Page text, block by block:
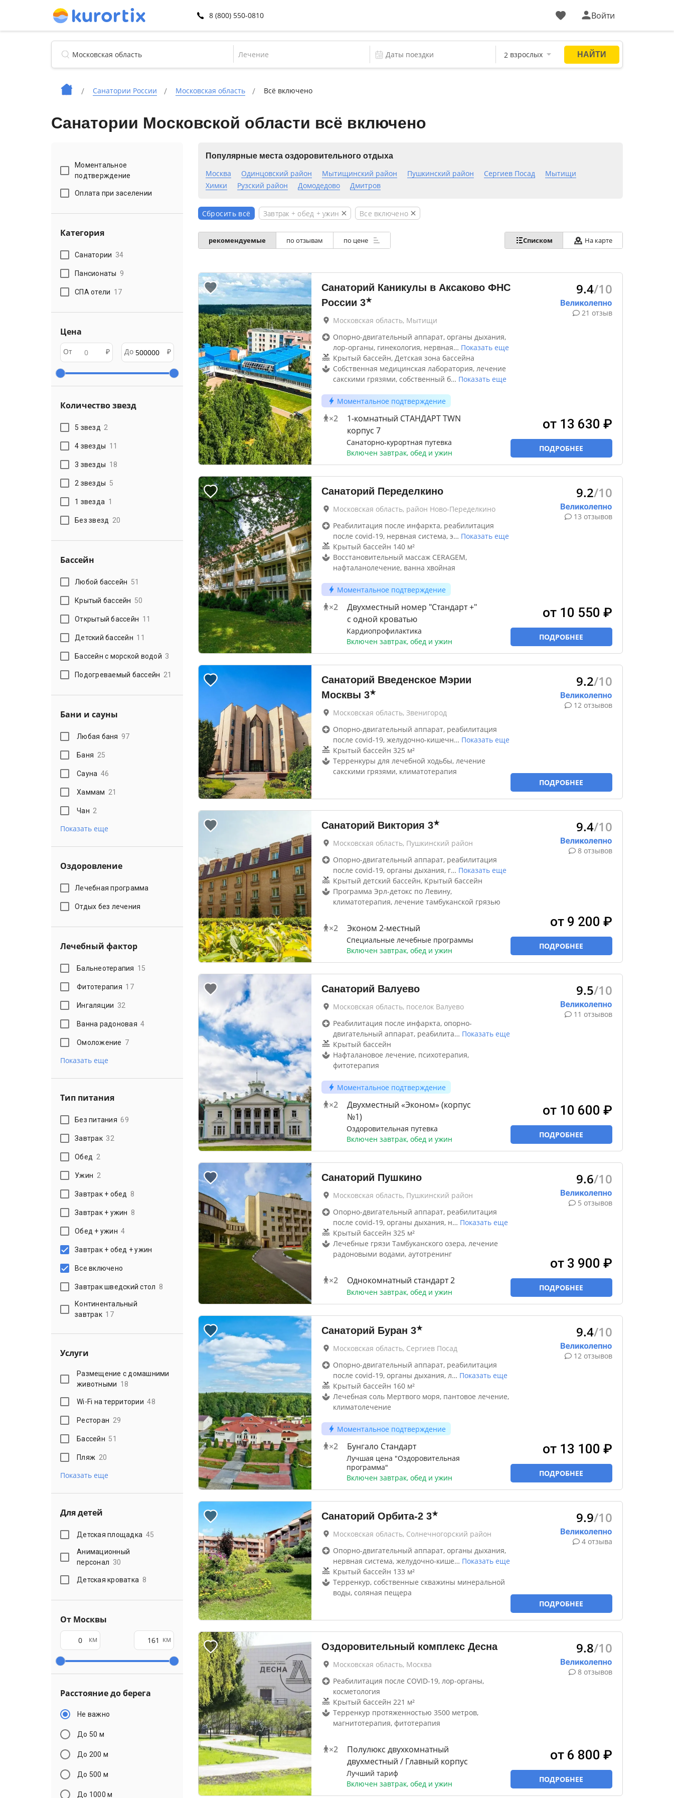
8 (800) 550-0810 Войти
Лечение
Санатории России Московская область Всё включено
Санатории Московской области всё включено
Моментальное
подтверждение
Оплата при заселении
Категория
Санатории 34
Пансионаты 9
СПА отели 17
Цена
От ₽ До ₽
Количество звезд
5 звезд 2
4 звезды 11
3 звезды 18
2 звезды 5
1 звезда 1
Без звезд 20
Бассейн
Любой бассейн 51
Крытый бассейн 50
Открытый бассейн 11
Детский бассейн 11
Бассейн с морской водой 3
Подогреваемый бассейн 21
Бани и сауны
Любая баня 97
Баня 25
Сауна 46
Хаммам 21
Чан 2
Показать еще
Оздоровление
Лечебная программа
Отдых без лечения
Лечебный фактор
Бальнеотерапия 15
Фитотерапия 17
Ингаляции 32
Ванна радоновая 4
Омоложение 7
Показать еще
Тип питания
Без питания 69
Завтрак 32
Обед 2
Ужин 2
Завтрак + обед 8
Завтрак + ужин 8
Обед + ужин 4
Завтрак + обед + ужин
Все включено
Завтрак шведский стол 8
Континентальный
завтрак 17
Услуги
Размещение с домашними
животными 18
Wi-Fi на территории 48
Ресторан 29
Бассейн 51
Пляж 20
Показать еще
Для детей
Детская площадка 45
Анимационный
персонал 30
Детская кроватка 8
От Москвы
км км
Расстояние до берега
Не важно
До 50 м
До 200 м
До 500 м
До 1000 м
Популярные места оздоровительного отдыха
Москва Одинцовский район Мытищинский район Пушкинский район Сергиев Посад
Мытищи
Химки
Рузский район Домодедово Дмитров
Сбросить всё Завтрак + обед + ужин Все включено
рекомендуемые по отзывам по цене Списком На карте
Санаторий Каникулы в Аксаково ФНС
России 3★
Московская область, Мытищи
Опорно-двигательный аппарат, органы дыхания,
лор-органы, гинекология, нервная… Показать еще
Крытый бассейн, Детская зона бассейна
Собственная медицинская лаборатория, лечение
сакскими грязями, собственный б… Показать еще
Моментальное подтверждение
×2
1-комнатный СТАНДАРТ TWN
корпус 7
Санаторно-курортная путевка
Включен завтрак, обед и ужин
9.4/10
21 отзыв
от 13 630 ₽
ПОДРОБНЕЕ
Санаторий Переделкино
Московская область, район Ново-Переделкино
Реабилитация после инфаркта, реабилитация
после covid-19, нервная система, э… Показать еще
Крытый бассейн 140 м²
Восстановительный массаж CERAGEM,
нафталанолечение, ванна хвойная
Моментальное подтверждение
×2
Двухместный номер "Стандарт +"
с одной кроватью
Кардиопрофилактика
Включен завтрак, обед и ужин
9.2/10
13 отзывов
от 10 550 ₽
ПОДРОБНЕЕ
Санаторий Введенское Мэрии
Москвы 3★
Московская область, Звенигород
Опорно-двигательный аппарат, реабилитация
после covid-19, желудочно-кишечн… Показать еще
Крытый бассейн 325 м²
Терренкуры для лечебной ходьбы, лечение
сакскими грязями, климатотерапия
9.2/10
12 отзывов
ПОДРОБНЕЕ
Санаторий Виктория 3★
Московская область, Пушкинский район
Опорно-двигательный аппарат, реабилитация
после covid-19, органы дыхания, г… Показать еще
Крытый детский бассейн, Крытый бассейн
Программа Эрл-детокс по Левину,
климатотерапия, лечение тамбуканской грязью
×2 Эконом 2-местный
Специальные лечебные программы
Включен завтрак, обед и ужин
9.4/10
8 отзывов
от 9 200 ₽
ПОДРОБНЕЕ
Санаторий Валуево
Московская область, поселок Валуево
Реабилитация после инфаркта, опорно-
двигательный аппарат, реабилита… Показать еще
Крытый бассейн
Нафталановое лечение, психотерапия,
фитотерапия
Моментальное подтверждение
×2
Двухместный «Эконом» (корпус
№1)
Оздоровительная путевка
Включен завтрак, обед и ужин
9.5/10
11 отзывов
от 10 600 ₽
ПОДРОБНЕЕ
Санаторий Пушкино
Московская область, Пушкинский район
Опорно-двигательный аппарат, реабилитация
после covid-19, органы дыхания, н… Показать еще
Крытый бассейн 325 м²
Лечебные грязи Тамбуканского озера, лечение
радоновыми водами, аутотренинг
×2 Однокомнатный стандарт 2
Включен завтрак, обед и ужин
9.6/10
5 отзывов
от 3 900 ₽
ПОДРОБНЕЕ
Санаторий Буран 3★
Московская область, Сергиев Посад
Опорно-двигательный аппарат, реабилитация
после covid-19, органы дыхания, л… Показать еще
Крытый бассейн 160 м²
Лечебная соль Мертвого моря, пантовое лечение,
климатолечение
Моментальное подтверждение
×2 Бунгало Стандарт
Лучшая цена "Оздоровительная
программа"
Включен завтрак, обед и ужин
9.4/10
12 отзывов
от 13 100 ₽
ПОДРОБНЕЕ
Санаторий Орбита-2 3★
Московская область, Солнечногорский район
Опорно-двигательный аппарат, органы дыхания,
нервная система, желудочно-кише… Показать еще
Крытый бассейн 133 м²
Терренкур, собственные скважины минеральной
воды, соляная пещера
9.9/10
4 отзыва
ПОДРОБНЕЕ
Оздоровительный комплекс Десна
Московская область, Москва
Реабилитация после COVID-19, лор-органы,
косметология
Крытый бассейн 221 м²
Терренкур протяженностью 3500 метров,
магнитотерапия, фитотерапия
×2
Полулюкс двухкомнатный
двухместный / Главный корпус
Лучший тариф
Включен завтрак, обед и ужин
9.8/10
8 отзывов
от 6 800 ₽
ПОДРОБНЕЕ